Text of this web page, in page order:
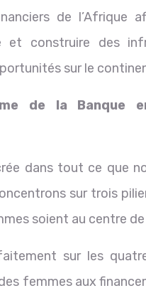
de l’Afrique
et construire des
sur le
de la
dans tout ce que
sur trois
soient au centre
sur les
femmes aux